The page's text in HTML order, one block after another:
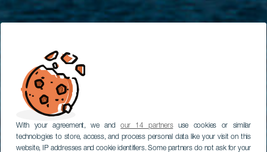
With your agreement, we andour 14 partnersuse cookies or similar
technologies to store, access, and process personal data like your visit on this
website, IP addresses and cookie identifiers. Some partners do not ask for your